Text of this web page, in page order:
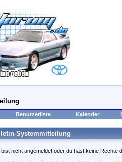
Benutzerliste Kalender
Systemmitteilung
bist nicht angemeldet oder du hast keine Rechte